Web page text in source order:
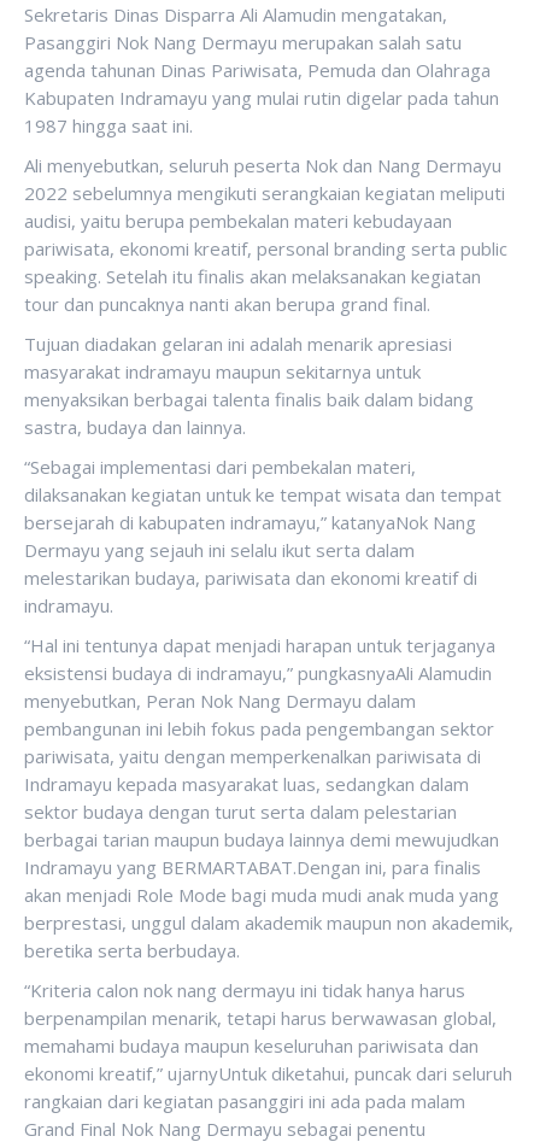
Sekretaris Dinas Disparra Ali Alamudin mengatakan,
Pasanggiri Nok Nang Dermayu merupakan salah satu
agenda tahunan Dinas Pariwisata, Pemuda dan Olahraga
Kabupaten Indramayu yang mulai rutin digelar pada tahun
1987 hingga saat ini.
Ali menyebutkan, seluruh peserta Nok dan Nang Dermayu
2022 sebelumnya mengikuti serangkaian kegiatan meliputi
audisi, yaitu berupa pembekalan materi kebudayaan
pariwisata, ekonomi kreatif, personal branding serta public
speaking. Setelah itu finalis akan melaksanakan kegiatan
tour dan puncaknya nanti akan berupa grand final.
Tujuan diadakan gelaran ini adalah menarik apresiasi
masyarakat indramayu maupun sekitarnya untuk
menyaksikan berbagai talenta finalis baik dalam bidang
sastra, budaya dan lainnya.
“Sebagai implementasi dari pembekalan materi,
dilaksanakan kegiatan untuk ke tempat wisata dan tempat
bersejarah di kabupaten indramayu,” katanyaNok Nang
Dermayu yang sejauh ini selalu ikut serta dalam
melestarikan budaya, pariwisata dan ekonomi kreatif di
indramayu.
“Hal ini tentunya dapat menjadi harapan untuk terjaganya
eksistensi budaya di indramayu,” pungkasnyaAli Alamudin
menyebutkan, Peran Nok Nang Dermayu dalam
pembangunan ini lebih fokus pada pengembangan sektor
pariwisata, yaitu dengan memperkenalkan pariwisata di
Indramayu kepada masyarakat luas, sedangkan dalam
sektor budaya dengan turut serta dalam pelestarian
berbagai tarian maupun budaya lainnya demi mewujudkan
Indramayu yang BERMARTABAT.Dengan ini, para finalis
akan menjadi Role Mode bagi muda mudi anak muda yang
berprestasi, unggul dalam akademik maupun non akademik,
beretika serta berbudaya.
“Kriteria calon nok nang dermayu ini tidak hanya harus
berpenampilan menarik, tetapi harus berwawasan global,
memahami budaya maupun keseluruhan pariwisata dan
ekonomi kreatif,” ujarnyUntuk diketahui, puncak dari seluruh
rangkaian dari kegiatan pasanggiri ini ada pada malam
Grand Final Nok Nang Dermayu sebagai penentu